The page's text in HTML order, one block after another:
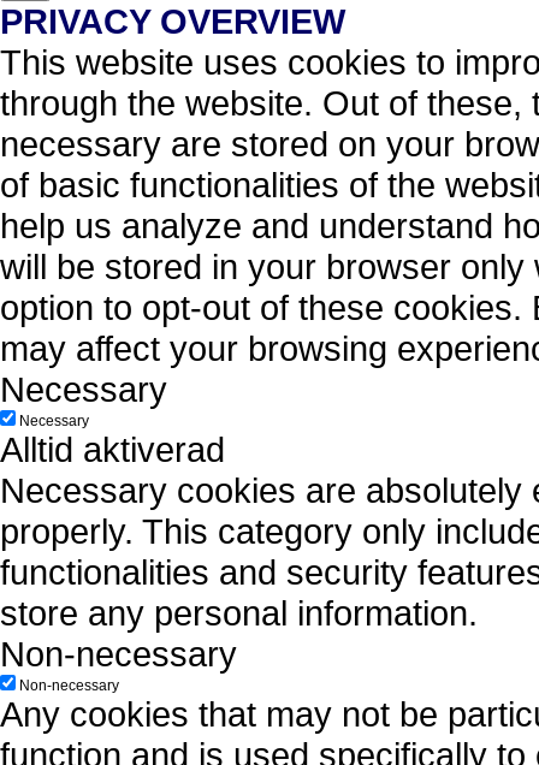
PRIVACY OVERVIEW
This website uses cookies to
through the website. Out of
necessary are stored on your
of basic functionalities of the
help us analyze and understand
will be stored in your browser
option to opt-out of these
may affect your browsing
Necessary
Necessary
Alltid aktiverad
Necessary cookies are
properly. This category only
functionalities and security
store any personal information.
Non-necessary
Non-necessary
Any cookies that may not be
function and is used specifically